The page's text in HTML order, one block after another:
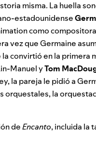
misma. La huella
estadounidense
como
vez que Germaine
convirtió en la primera
ManuelyTom
la pareja le pidió a
orquestales, la
deEncanto, incluida la